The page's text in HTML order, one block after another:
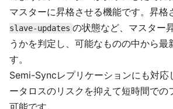
マスターに昇格させる機能です。昇格
slave-updates の状態など、マスター
うかを判定し、可能なものの中から最
す。
Semi-Syncレプリケーションにも対応
ータロスのリスクを抑えて短時間での
可能です。